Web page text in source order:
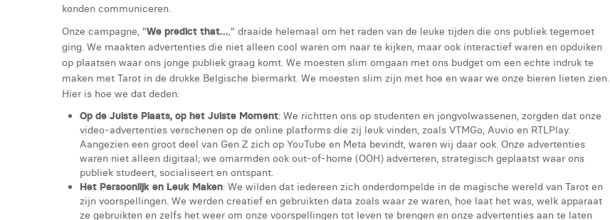
konden communiceren.
Onze campagne, "We predict that...," draaide helemaal om het raden van de leuke tijden die ons publiek tegemoet
ging. We maakten advertenties die niet alleen cool waren om naar te kijken, maar ook interactief waren en opduiken
op plaatsen waar ons jonge publiek graag komt. We moesten slim omgaan met ons budget om een echte indruk te
maken met Tarot in de drukke Belgische biermarkt. We moesten slim zijn met hoe en waar we onze bieren lieten zien.
Hier is hoe we dat deden:
Op de Juiste Plaats, op het Juiste Moment: We richtten ons op studenten en jongvolwassenen, zorgden dat onze
video-advertenties verschenen op de online platforms die zij leuk vinden, zoals VTMGo, Auvio en RTLPlay.
Aangezien een groot deel van Gen Z zich op YouTube en Meta bevindt, waren wij daar ook. Onze advertenties
waren niet alleen digitaal; we omarmden ook out-of-home (OOH) adverteren, strategisch geplaatst waar ons
publiek studeert, socialiseert en ontspant.
Het Persoonlijk en Leuk Maken: We wilden dat iedereen zich onderdompelde in de magische wereld van Tarot en
zijn voorspellingen. We werden creatief en gebruikten data zoals waar ze waren, hoe laat het was, welk apparaat
ze gebruikten en zelfs het weer om onze voorspellingen tot leven te brengen en onze advertenties aan te laten